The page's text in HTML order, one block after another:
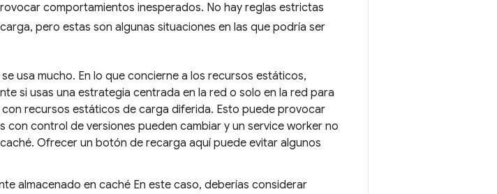
comportamientos inesperados. No hay reglas estrictas
pero estas son algunas situaciones en las que podría ser
usa mucho. En lo que concierne a los recursos estáticos,
si usas una estrategia centrada en la red o solo en la red para
recursos estáticos de carga diferida. Esto puede provocar
con control de versiones pueden cambiar y un service worker no
Ofrecer un botón de recarga aquí puede evitar algunos
almacenado en caché En este caso, deberías considerar